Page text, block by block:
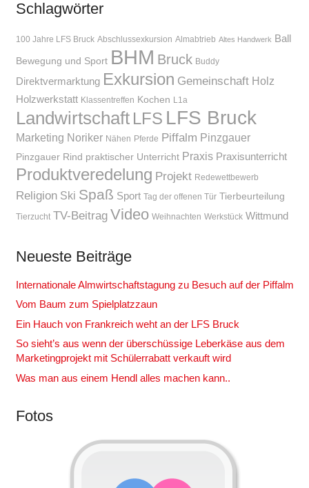
Schlagwörter
100 Jahre LFS Bruck Abschlussexkursion Almabtrieb Altes Handwerk Ball
Bewegung und Sport BHM Bruck Buddy
Direktvermarktung Exkursion Gemeinschaft Holz
Holzwerkstatt Klassentreffen Kochen L1a
Landwirtschaft LFS LFS Bruck
Marketing Noriker Nähen Pferde Piffalm Pinzgauer
Pinzgauer Rind praktischer Unterricht Praxis Praxisunterricht
Produktveredelung Projekt Redewettbewerb
Religion Ski Spaß Sport Tag der offenen Tür Tierbeurteilung
Tierzucht TV-Beitrag Video Weihnachten Werkstück Wittmund
Neueste Beiträge
Internationale Almwirtschaftstagung zu Besuch auf der Piffalm
Vom Baum zum Spielplatzzaun
Ein Hauch von Frankreich weht an der LFS Bruck
So sieht’s aus wenn der überschüssige Leberkäse aus dem
Marketingprojekt mit Schülerrabatt verkauft wird
Was man aus einem Hendl alles machen kann..
Fotos